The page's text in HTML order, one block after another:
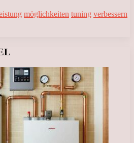
möglichkeiten tuning verbessern